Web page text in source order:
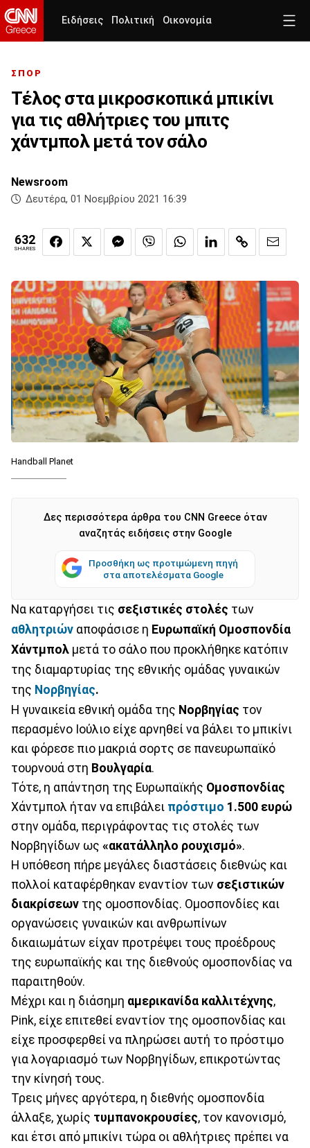
Ειδήσεις Πολιτική Οικονομία
ΣΠΟΡ
Τέλος στα μικροσκοπικά μπικίνι
για τις αθλήτριες του μπιτς
χάντμπολ μετά τον σάλο
Newsroom
Δευτέρα, 01 Νοεμβρίου 2021 16:39
632
SHARES
Handball Planet
Δες περισσότερα άρθρα του CNN Greece όταν
αναζητάς ειδήσεις στην Google
Προσθήκη ως προτιμώμενη πηγή
στα αποτελέσματα Google
Να καταργήσει τις σεξιστικές στολές των
αθλητριών αποφάσισε η Ευρωπαϊκή Ομοσπονδία
Χάντμπολ μετά το σάλο που προκλήθηκε κατόπιν
της διαμαρτυρίας της εθνικής ομάδας γυναικών
της Νορβηγίας.
Η γυναικεία εθνική ομάδα της Νορβηγίας τον
περασμένο Ιούλιο είχε αρνηθεί να βάλει το μπικίνι
και φόρεσε πιο μακριά σορτς σε πανευρωπαϊκό
τουρνουά στη Βουλγαρία.
Τότε, η απάντηση της Ευρωπαϊκής Ομοσπονδίας
Χάντμπολ ήταν να επιβάλει πρόστιμο 1.500 ευρώ
στην ομάδα, περιγράφοντας τις στολές των
Νορβηγίδων ως «ακατάλληλο ρουχισμό».
Η υπόθεση πήρε μεγάλες διαστάσεις διεθνώς και
πολλοί καταφέρθηκαν εναντίον των σεξιστικών
διακρίσεων της ομοσπονδίας. Ομοσπονδίες και
οργανώσεις γυναικών και ανθρωπίνων
δικαιωμάτων είχαν προτρέψει τους προέδρους
της ευρωπαϊκής και της διεθνούς ομοσπονδίας να
παραιτηθούν.
Μέχρι και η διάσημη αμερικανίδα καλλιτέχνης,
Pink, είχε επιτεθεί εναντίον της ομοσπονδίας και
είχε προσφερθεί να πληρώσει αυτή το πρόστιμο
για λογαριασμό των Νορβηγίδων, επικροτώντας
την κίνησή τους.
Τρεις μήνες αργότερα, η διεθνής ομοσπονδία
άλλαξε, χωρίς τυμπανοκρουσίες, τον κανονισμό,
και έτσι από μπικίνι τώρα οι αθλήτριες πρέπει να